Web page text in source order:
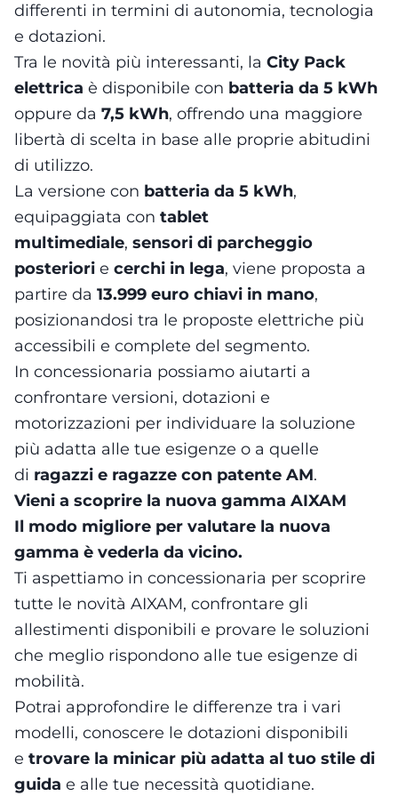
differenti in termini di autonomia, tecnologia
e dotazioni.
Tra le novità più interessanti, la City Pack
elettrica è disponibile con batteria da 5 kWh
oppure da 7,5 kWh, offrendo una maggiore
libertà di scelta in base alle proprie abitudini
di utilizzo.
La versione con batteria da 5 kWh,
equipaggiata con tablet
multimediale, sensori di parcheggio
posteriori e cerchi in lega, viene proposta a
partire da 13.999 euro chiavi in mano,
posizionandosi tra le proposte elettriche più
accessibili e complete del segmento.
In concessionaria possiamo aiutarti a
confrontare versioni, dotazioni e
motorizzazioni per individuare la soluzione
più adatta alle tue esigenze o a quelle
di ragazzi e ragazze con patente AM.
Vieni a scoprire la nuova gamma AIXAM
Il modo migliore per valutare la nuova
gamma è vederla da vicino.
Ti aspettiamo in concessionaria per scoprire
tutte le novità AIXAM, confrontare gli
allestimenti disponibili e provare le soluzioni
che meglio rispondono alle tue esigenze di
mobilità.
Potrai approfondire le differenze tra i vari
modelli, conoscere le dotazioni disponibili
e trovare la minicar più adatta al tuo stile di
guida e alle tue necessità quotidiane.